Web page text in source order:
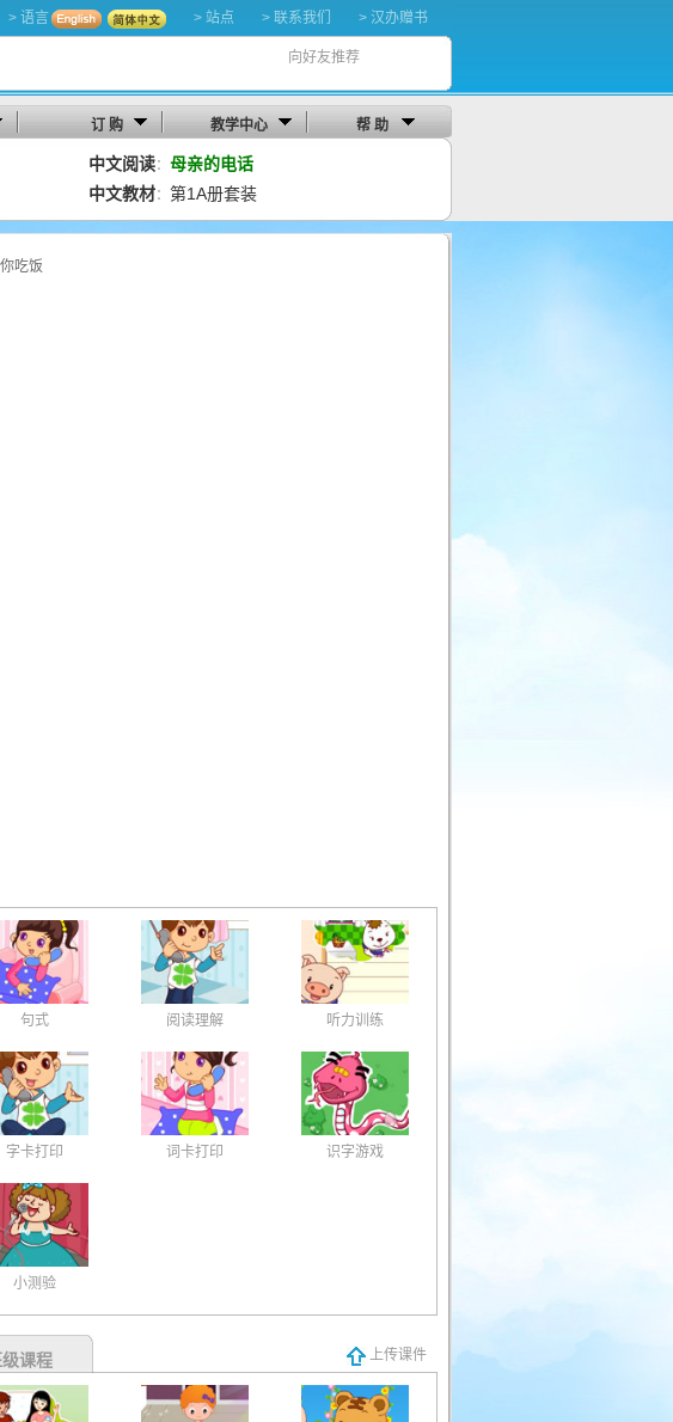
> 语言 > 站点 > 联系我们 > 汉办赠书
向好友推荐
订 购 教学中心 帮 助
中文阅读： 母亲的电话
中文教材： 第1A册套装
吃饭
句式 阅读理解 听力训练
字卡打印 词卡打印 识字游戏
小测验
课程 上传课件